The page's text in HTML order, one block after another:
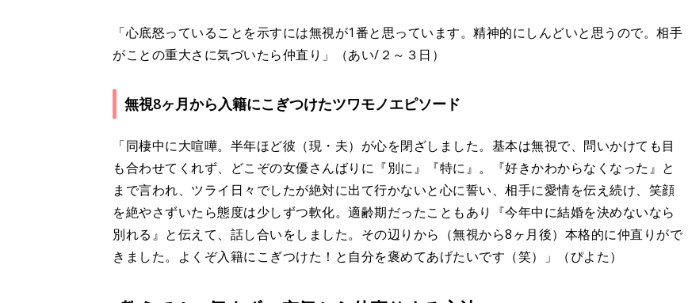
「心底怒っていることを示すには無視が1番と思っています。精神的にしんどいと思うので。相手
がことの重大さに気づいたら仲直り」（あい/２～３日）
無視8ヶ月から入籍にこぎつけたツワモノエピソード
「同棲中に大喧嘩。半年ほど彼（現・夫）が心を閉ざしました。基本は無視で、問いかけても目
も合わせてくれず、どこぞの女優さんばりに『別に』『特に』。『好きかわからなくなった』と
まで言われ、ツライ日々でしたが絶対に出て行かないと心に誓い、相手に愛情を伝え続け、笑顔
を絶やさずいたら態度は少しずつ軟化。適齢期だったこともあり『今年中に結婚を決めないなら
別れる』と伝えて、話し合いをしました。その辺りから（無視から8ヶ月後）本格的に仲直りがで
きました。よくぞ入籍にこぎつけた！と自分を褒めてあげたいです（笑）」（ぴよた）